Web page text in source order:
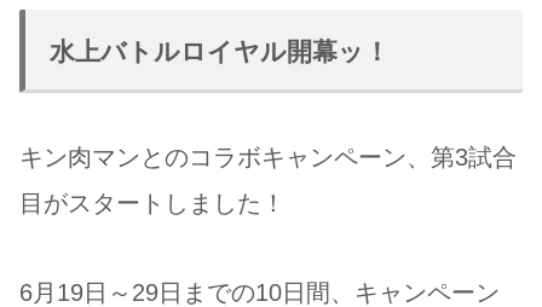
水上バトルロイヤル開幕ッ！
キン肉マンとのコラボキャンペーン、第3試合
目がスタートしました！
6月19日～29日までの10日間、キャンペーン